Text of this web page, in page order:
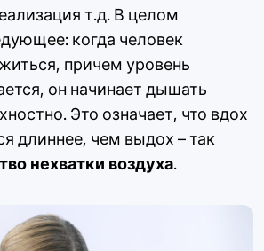
т.д. В целом
когда человек
причем уровень
он начинает дышать
Это означает, что вдох
длиннее, чем выдох – так
нехватки воздуха.